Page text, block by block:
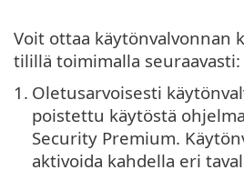
Voit ottaa käytönvalvonnan
tilillä toimimalla seuraavasti:
1. Oletusarvoisesti
poistettu käytöstä
Security Premium.
aktivoida kahdella eri